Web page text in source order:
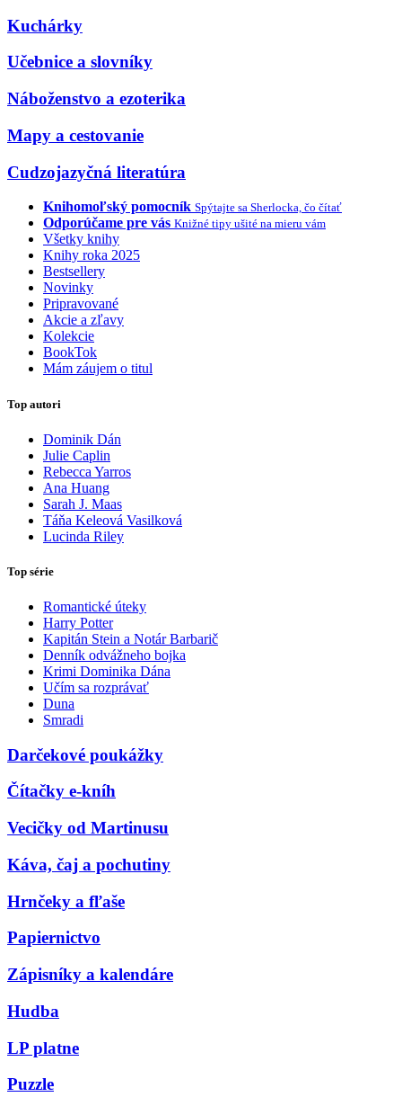
Kuchárky
Učebnice a slovníky
Náboženstvo a ezoterika
Mapy a cestovanie
Cudzojazyčná literatúra
Knihomoľský pomocník Spýtajte sa Sherlocka, čo čítať
Odporúčame pre vás Knižné tipy ušité na mieru vám
Všetky knihy
Knihy roka 2025
Bestsellery
Novinky
Pripravované
Akcie a zľavy
Kolekcie
BookTok
Mám záujem o titul
Top autori
Dominik Dán
Julie Caplin
Rebecca Yarros
Ana Huang
Sarah J. Maas
Táňa Keleová Vasilková
Lucinda Riley
Top série
Romantické úteky
Harry Potter
Kapitán Stein a Notár Barbarič
Denník odvážneho bojka
Krimi Dominika Dána
Učím sa rozprávať
Duna
Smradi
Darčekové poukážky
Čítačky e-kníh
Vecičky od Martinusu
Káva, čaj a pochutiny
Hrnčeky a fľaše
Papiernictvo
Zápisníky a kalendáre
Hudba
LP platne
Puzzle